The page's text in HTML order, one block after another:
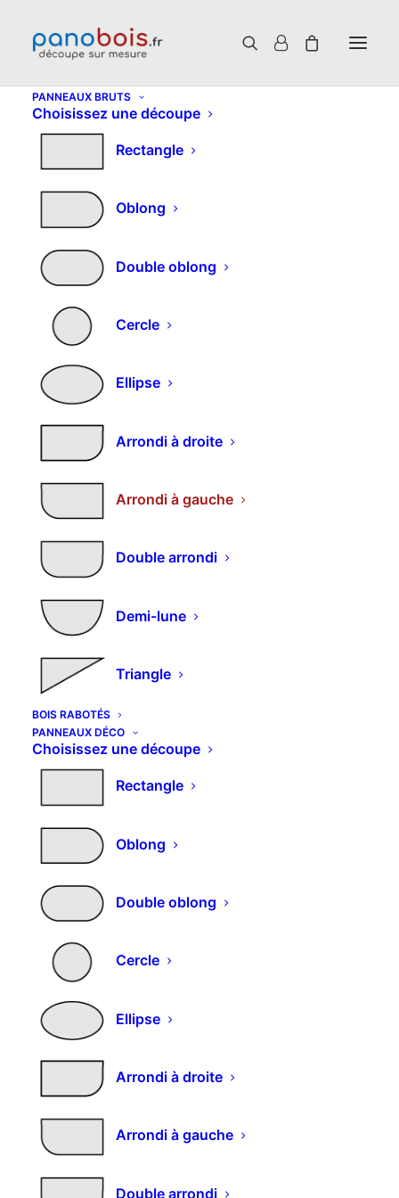
PANNEAUX BRUTS
Choisissez une découpe
Rectangle
Oblong
Double oblong
Cercle
Ellipse
Arrondi à droite
Arrondi à gauche
Double arrondi
Demi-lune
Triangle
BOIS RABOTÉS
PANNEAUX DÉCO
Choisissez une découpe
Rectangle
Oblong
Double oblong
Cercle
Ellipse
Arrondi à droite
Arrondi à gauche
Double arrondi
Panneau 3 plis sur
mesure – Découpe
arrondi à gauche
de
à
Résistance & esthétique.
3 plis épicéa
Dimensions et découpes spéciales : nous
consulter
Selectionnez vos options et
entrez vos mesures
Choisissez l'épaisseur (en mm)
Choisissez la finition
Choisissez le panneau
quantité
de
Panneau
Alternative:
DECO-3PLIS-AG